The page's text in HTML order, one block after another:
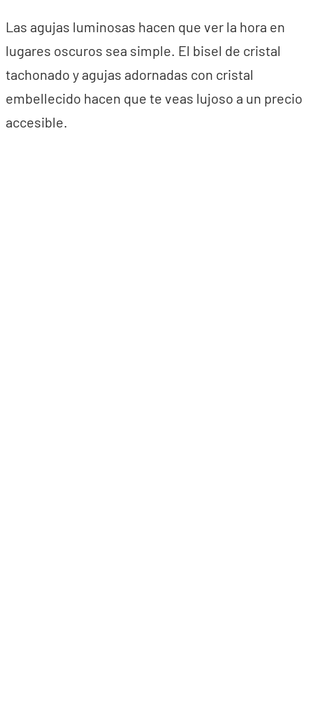
Las agujas luminosas hacen que ver la hora en
lugares oscuros sea simple. El bisel de cristal
tachonado y agujas adornadas con cristal
embellecido hacen que te veas lujoso a un precio
accesible.